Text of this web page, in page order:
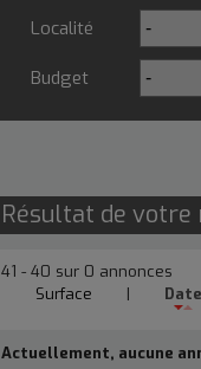
Localité
Budget
Résultat de votre
41 - 40 sur 0 annonces
Surface
| Date
Actuellement, aucune